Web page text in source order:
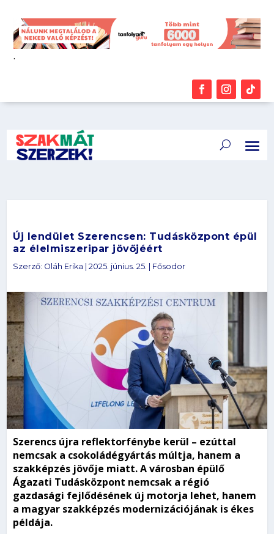
.
Új lendület Szerencsen: Tudásközpont épül
az élelmiszeripar jövőjéért
Szerző: Oláh Erika |2025. június. 25. Fősodor
Szerencs újra reflektorfénybe kerül – ezúttal
nemcsak a csokoládégyártás múltja, hanem a
szakképzés jövője miatt. A városban épülő
Ágazati Tudásközpont nemcsak a régió
gazdasági fejlődésének új motorja lehet, hanem
a magyar szakképzés modernizációjának is ékes
példája.